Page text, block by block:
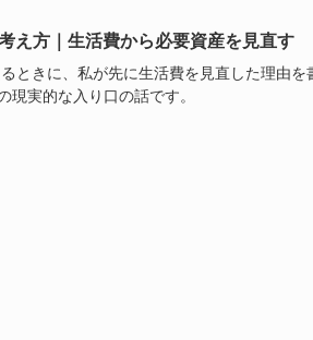
え方｜生活費から必要資産を見直す
ときに、私が先に生活費を見直した理由を
現実的な入り口の話です。